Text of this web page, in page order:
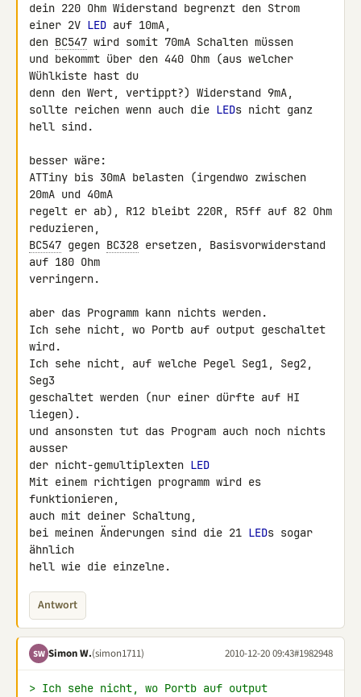
dein 220 Ohm Widerstand begrenzt den Strom
einer 2V LED auf 10mA,
den BC547 wird somit 70mA Schalten müssen
und bekommt über den 440 Ohm (aus welcher
Wühlkiste hast du
denn den Wert, vertippt?) Widerstand 9mA,
sollte reichen wenn auch die LEDs nicht ganz
hell sind.
besser wäre:
ATTiny bis 30mA belasten (irgendwo zwischen
20mA und 40mA
regelt er ab), R12 bleibt 220R, R5ff auf 82 Ohm
BC547 gegen BC328 ersetzen, Basisvorwiderstand
auf 180 Ohm
verringern.
aber das Programm kann nichts werden.
Ich sehe nicht, wo Portb auf output geschaltet
wird.
Ich sehe nicht, auf welche Pegel Seg1, Seg2,
Seg3
geschaltet werden (nur einer dürfte auf HI
liegen).
und ansonsten tut das Program auch noch nichts
ausser
der nicht-gemultiplexten LED
Mit einem richtigen programm wird es
funktionieren,
auch mit deiner Schaltung,
bei meinen Änderungen sind die 21 LEDs sogar
ähnlich
hell wie die einzelne.
Antwort
SW Simon W.(simon1711) 2010-12-20 09:43#1982948
> Ich sehe nicht, wo Portb auf output